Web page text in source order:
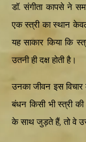
डॉ. संगीता कापसे ने
एक स्त्री का स्थान
यह साकार किया कि
उतनी ही दक्ष होती है।
उनका जीवन इस विचार
बंधन किसी भी स्त्री
के साथ जुड़ते हैं, तो वे